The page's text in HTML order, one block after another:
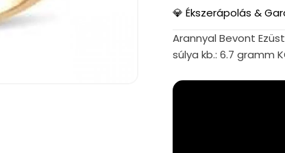
💎 Ékszerápolás &
Arannyal Bevont
súlya kb.: 6.7 gramm